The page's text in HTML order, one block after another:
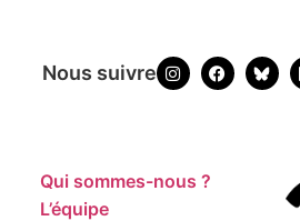
Nous suivre
Qui sommes-nous ?
L’équipe